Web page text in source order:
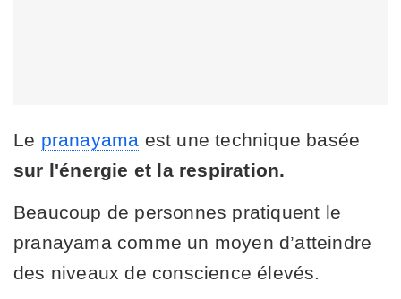
Le pranayama est une technique basée
sur l'énergie et la respiration.
Beaucoup de personnes pratiquent le
pranayama comme un moyen d’atteindre
des niveaux de conscience élevés.